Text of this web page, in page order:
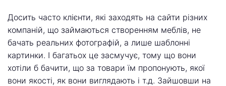
Досить часто клієнти, які заходять на сайти різних
компаній, що займаються створенням меблів, не
бачать реальних фотографій, а лише шаблонні
картинки. І багатьох це засмучує, тому що вони
хотіли б бачити, що за товари їм пропонують, якої
вони якості, як вони виглядають і т.д. Зайшовши на